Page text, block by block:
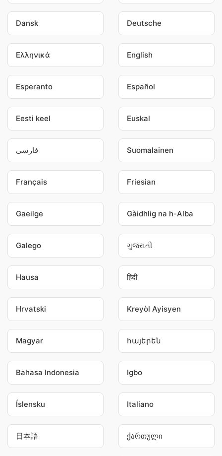
Dansk Deutsche
Ελληνικά English
Esperanto Español
Eesti keel Euskal
فارسی Suomalainen
Français Friesian
Gaeilge Gàidhlig na h-Alba
Galego ગુજરાતી
Hausa हिंदी
Hrvatski Kreyòl Ayisyen
Magyar հայերեն
Bahasa Indonesia Igbo
Íslensku Italiano
日本語 ქართული